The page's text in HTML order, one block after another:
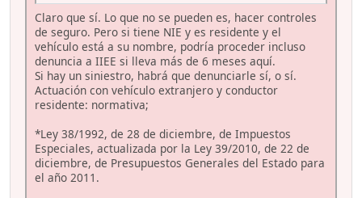
Claro que sí. Lo que no se pueden es, hacer controles
de seguro. Pero si tiene NIE y es residente y el
vehículo está a su nombre, podría proceder incluso
denuncia a IIEE si lleva más de 6 meses aquí.
Si hay un siniestro, habrá que denunciarle sí, o sí.
Actuación con vehículo extranjero y conductor
residente: normativa;
*Ley 38/1992, de 28 de diciembre, de Impuestos
Especiales, actualizada por la Ley 39/2010, de 22 de
diciembre, de Presupuestos Generales del Estado para
el año 2011.